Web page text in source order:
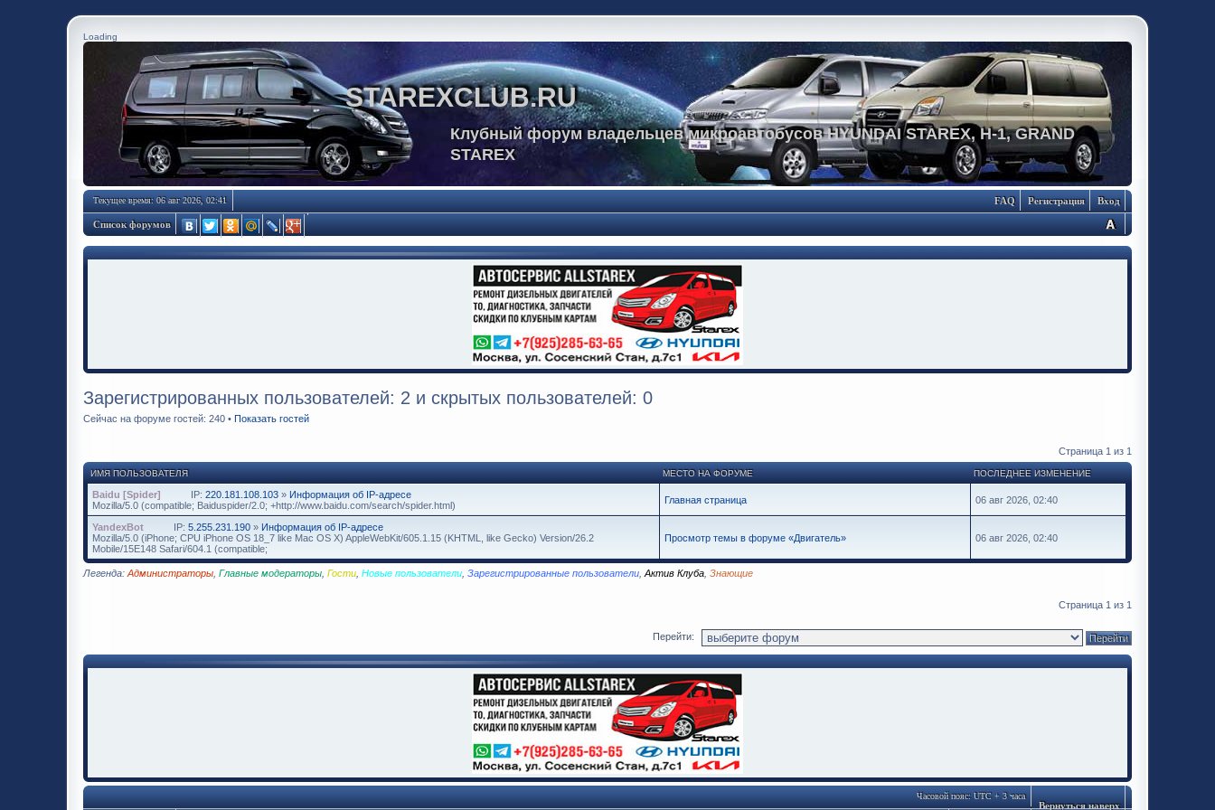
Loading
STAREXCLUB.RU
Клубный форум владельцев микроавтобусов HYUNDAI STAREX, H-1, GRAND
STAREX
Текущее время: 06 авг 2026, 02:41 Вход
Регистрация
FAQ
Список форумов
Зарегистрированных пользователей: 2 и скрытых пользователей: 0
Сейчас на форуме гостей: 240 • Показать гостей
Страница 1 из 1
ИМЯ ПОЛЬЗОВАТЕЛЯ МЕСТО НА ФОРУМЕ ПОСЛЕДНЕЕ ИЗМЕНЕНИЕ
Baidu [Spider] IP: 220.181.108.103 » Информация об IP-адресе
Mozilla/5.0 (compatible; Baiduspider/2.0; +http://www.baidu.com/search/spider.html)
Главная страница 06 авг 2026, 02:40
YandexBot IP: 5.255.231.190 » Информация об IP-адресе
Mozilla/5.0 (iPhone; CPU iPhone OS 18_7 like Mac OS X) AppleWebKit/605.1.15 (KHTML, like Gecko) Version/26.2
Mobile/15E148 Safari/604.1 (compatible;
Просмотр темы в форуме «Двигатель» 06 авг 2026, 02:40
Легенда: Администраторы Главные модераторы Гости Новые пользователи Зарегистрированные пользователи Актив Клуба Знающие
Страница 1 из 1
Перейти:
Вернуться наверх
Часовой пояс: UTC + 3 часа